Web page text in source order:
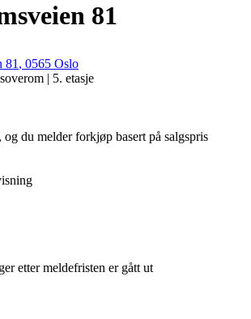
81
81 , 0565 Oslo
| 5. etasje
du melder forkjøp basert på salgspris
etter meldefristen er gått ut